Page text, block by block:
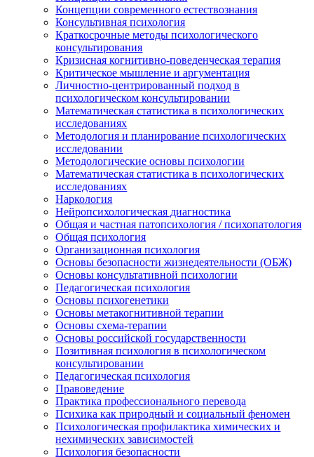
Концепции современного естествознания
Консультивная психология
Краткосрочные методы психологического
консультирования
Кризисная когнитивно-поведенческая терапия
Критическое мышление и аргументация
Личностно-центрированный подход в
психологическом консультировании
Математическая статистика в психологических
исследованиях
Методология и планирование психологических
исследовании
Методологические основы психологии
Математическая статистика в психологических
исследованиях
Наркология
Нейропсихологическая диагностика
Общая и частная патопсихология / психопатология
Общая психология
Организационная психология
Основы безопасности жизнедеятельности (ОБЖ)
Основы консультативной психологии
Педагогическая психология
Основы психогенетики
Основы метакогнитивной терапии
Основы схема-терапии
Основы российской государственности
Позитивная психология в психологическом
консультировании
Педагогическая психология
Правоведение
Практика профессионального перевода
Психика как природный и социальный феномен
Психологическая профилактика химических и
нехимических зависимостей
Психология безопасности